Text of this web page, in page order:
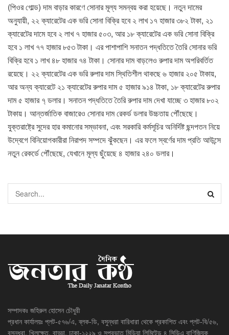
(পিওর গোল্ড) দাম বাড়ার কারণে সোনার মূল্য সমন্বয় করা হয়েছে। নতুন দামের
অনুযায়ী, ২২ ক্যারেটের এক ভরি সোনা বিক্রি হবে ২ লাখ ১৭ হাজার ৩৮২ টাকা, ২১
ক্যারেটের দামে হবে ২ লাখ ৭ হাজার ৫০৩, আর ১৮ ক্যারেটের এক ভরি সোনা বিক্রি
হবে ১ লাখ ৭৭ হাজার ৮৫৩ টাকা। এর পাশাপাশি সনাতন পদ্ধতিতে তৈরি সোনার ভরি
বিক্রি হবে ১ লাখ ৪৮ হাজার ৭৪ টাকা। সোনার দাম বাড়লেও রুপার দাম অপরিবর্তিত
রয়েছে। ২২ ক্যারেটের এক ভরি রুপার দাম স্থিতিশীল থাকছে ৬ হাজার ২০৫ টাকায়,
আর অন্য ক্যারেটে ২১ ক্যারেটের রুপার দাম ৫ হাজার ৯১৪ টাকা, ১৮ ক্যারেটের রুপার
দাম ৫ হাজার ৭্ ডলার। সনাতন পদ্ধতিতে তৈরি রুপার দাম দেখা যাচ্ছে ৩ হাজার ৮০২
টাকায়। আন্তর্জাতিক বাজারেও সোনার দাম রেকর্ড ডলার উচ্চতায় পৌঁছেছে।
যুক্তরাষ্ট্রে সুদের হার কমানোর সম্ভাবনা, এবং সরকারি কর্মসূচির অনির্দিষ্ট ছন্দপতন নিয়ে
উদ্বেগে বিনিয়োগকারীরা নিরাপদ সম্পদে ঝুঁকছেন। এর ফলে স্বর্ণের দাম প্রতি আউন্সে
নতুন রেকর্ডে পৌঁছেছে, যেখানে মূল্য ছুঁয়েছে ৪ হাজার ২৪০ ডলার।
সম্পাদকঃ জহিরুল হোসেন চৌধুরী
প্রধান কার্যালয়ঃ প্লট-৫৭৬/এ, ব্লক-ডি, বসুন্ধরা বারিধারা থেকে প্রকাশিত এবং প্লট-বি/৫৬,
বসুন্ধরা, খিলক্ষেত, বাড্ডা, ঢাকা-১২২৯ ও সুপ্রভাত মিডিয়া লিমিটেড ৪ সিডিএ বাণিজ্যিক